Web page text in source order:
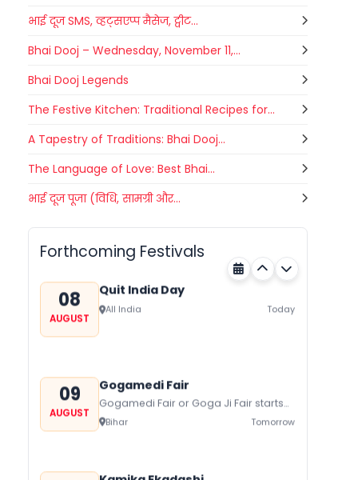
भाई दूज SMS, व्हट्सएप्प मैसेज, ट्वीट...
Bhai Dooj – Wednesday, November 11,...
Bhai Dooj Legends
The Festive Kitchen: Traditional Recipes for...
A Tapestry of Traditions: Bhai Dooj...
The Language of Love: Best Bhai...
भाई दूज पूजा (विधि, सामग्री और...
Forthcoming Festivals
08 Nehru Trophy Boat Race
08
AUGUST
Quit India Day
All India Today
09
AUGUST
Gogamedi Fair
Gogamedi Fair or Goga Ji Fair starts
on August/September and its a major
festival of Rajasthan celebrated to
Bihar Tomorrow